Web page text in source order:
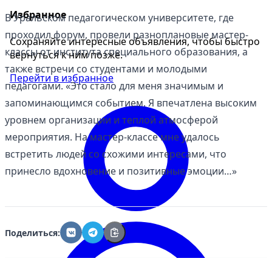
Избранное
Сохраняйте интересные объявления, чтобы быстро
вернуться к ним позже.
Перейти в избранное
В Уральском педагогическом университете, где
проходил форум, провели разноплановые мастер-
классы от института специального образования, а
также встречи со студентами и молодыми
педагогами. «Это стало для меня значимым и
запоминающимся событием. Я впечатлена высоким
уровнем организации и теплой атмосферой
мероприятия. На мастер-классе мне удалось
встретить людей со схожими интересами, что
принесло вдохновение и позитивные эмоции…»
Поделиться: